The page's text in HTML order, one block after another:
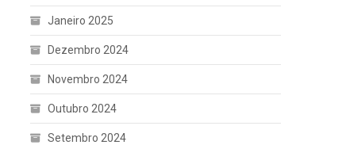
Janeiro 2025
Dezembro 2024
Novembro 2024
Outubro 2024
Setembro 2024